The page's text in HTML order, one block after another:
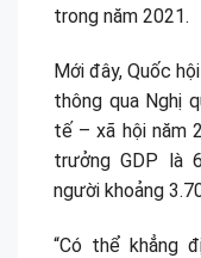
trong năm 2021.
Mới đây, Quốc
thông qua Nghị
tế – xã hội năm
trưởng GDP là
người khoảng
“Có thể khẳng